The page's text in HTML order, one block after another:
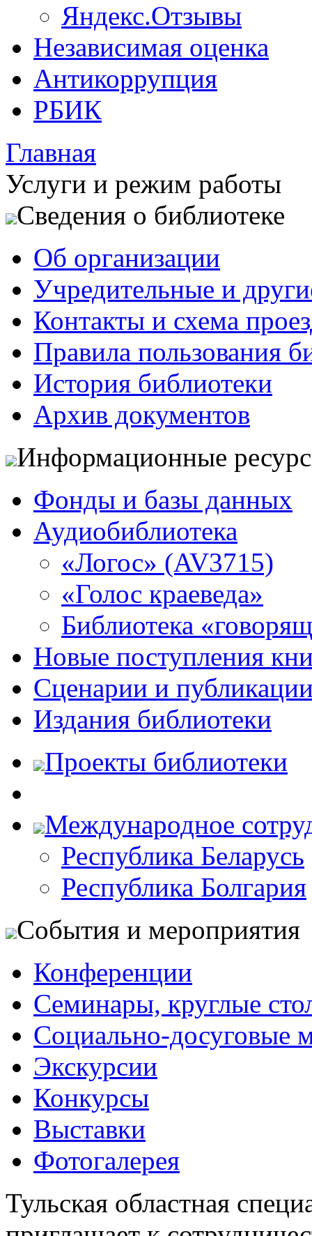
Яндекс.Отзывы
Независимая оценка
Антикоррупция
РБИК
Главная
Услуги и режим работы
Сведения о библиотеке
Об организации
Учредительные и
Контакты и схема
Правила пользования
История библиотеки
Архив документов
Информационные
Фонды и базы данных
Аудиобиблиотека
«Логос» (AV3715)
«Голос краеведа»
Библиотека
Новые поступления
Сценарии и
Издания библиотеки
Проекты библиотеки
Международное
Республика Беларусь
Республика Болгария
События и мероприятия
Конференции
Семинары, круглые
Социально-досуговые
Экскурсии
Конкурсы
Выставки
Фотогалерея
Тульская областная